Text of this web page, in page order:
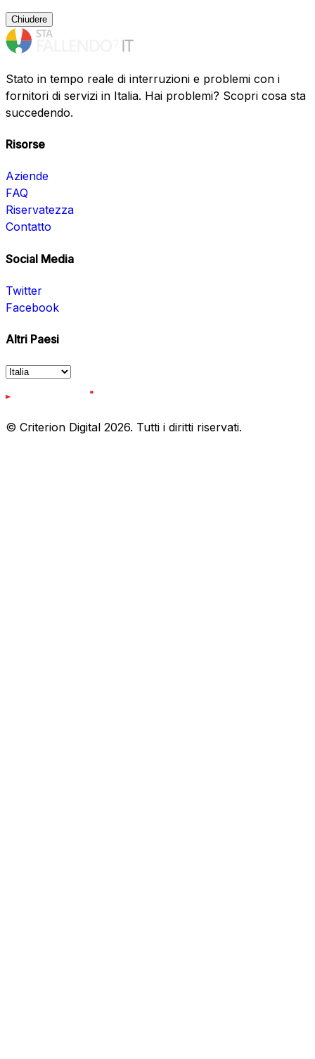
Chiudere
Stato in tempo reale di interruzioni e problemi con i
fornitori di servizi in Italia. Hai problemi? Scopri cosa sta
succedendo.
Risorse
Aziende
FAQ
Riservatezza
Contatto
Social Media
Twitter
Facebook
Altri Paesi
© Criterion Digital 2026. Tutti i diritti riservati.